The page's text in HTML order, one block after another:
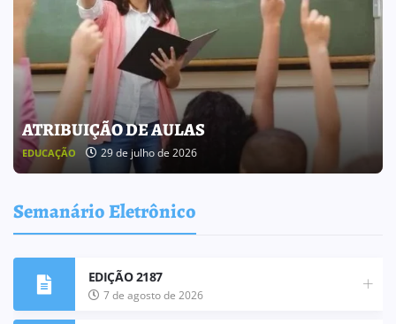
ATRIBUIÇÃO DE AULAS
EDUCAÇÃO 29 de julho de 2026
Semanário Eletrônico
EDIÇÃO 2187
7 de agosto de 2026